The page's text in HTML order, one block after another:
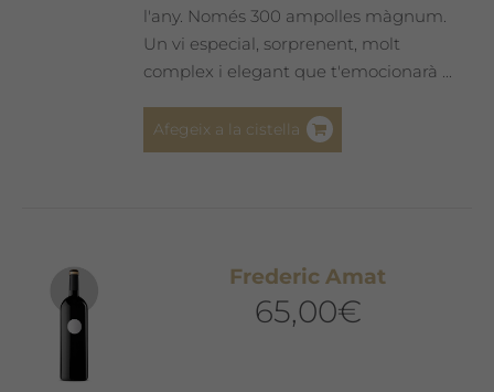
l'any. Només 300 ampolles màgnum.
Un vi especial, sorprenent, molt
complex i elegant que t'emocionarà ...
Afegeix a la cistella
Frederic Amat
65,00€